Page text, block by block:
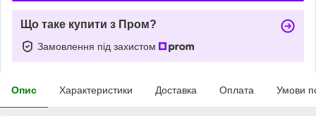
Що таке купити з Пром?
Замовлення під захистом
Опис Характеристики Доставка Оплата Умови